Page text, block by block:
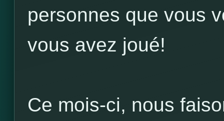
personnes que vous
vous avez joué!
Ce mois-ci, nous